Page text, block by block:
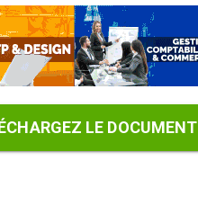
LE DOCUMENT